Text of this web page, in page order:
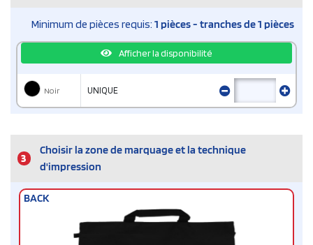
Minimum de pièces requis: 1 pièces - tranches de 1 pièces
Afficher la disponibilité
Noir UNIQUE
3
Choisir la zone de marquage et la technique
d'impression
BACK